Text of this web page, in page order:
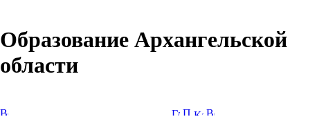
Образование Архангельской
области